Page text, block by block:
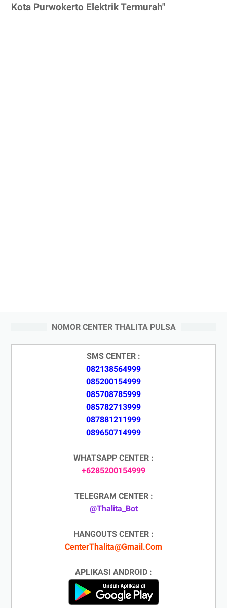
Kota Purwokerto Elektrik Termurah"
NOMOR CENTER THALITA PULSA
SMS CENTER :
082138564999
085200154999
085708785999
085782713999
087881211999
089650714999
WHATSAPP CENTER :
+6285200154999
TELEGRAM CENTER :
@Thalita_Bot
HANGOUTS CENTER :
CenterThalita@Gmail.Com
APLIKASI ANDROID :